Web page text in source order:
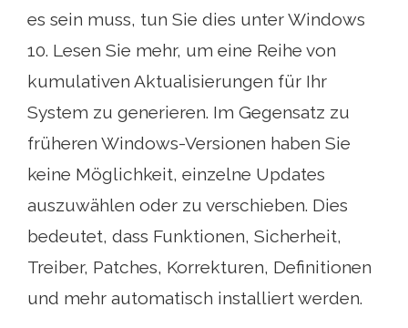
es sein muss, tun Sie dies unter Windows
10. Lesen Sie mehr, um eine Reihe von
kumulativen Aktualisierungen für Ihr
System zu generieren. Im Gegensatz zu
früheren Windows-Versionen haben Sie
keine Möglichkeit, einzelne Updates
auszuwählen oder zu verschieben. Dies
bedeutet, dass Funktionen, Sicherheit,
Treiber, Patches, Korrekturen, Definitionen
und mehr automatisch installiert werden.